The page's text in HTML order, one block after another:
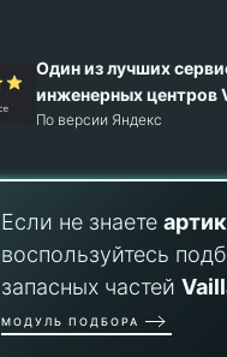
Один из лучших
инженерных центров
По версии Яндекс
Если не знаете
воспользуйтесь
запасных частей
МОДУЛЬ ПОДБОРА